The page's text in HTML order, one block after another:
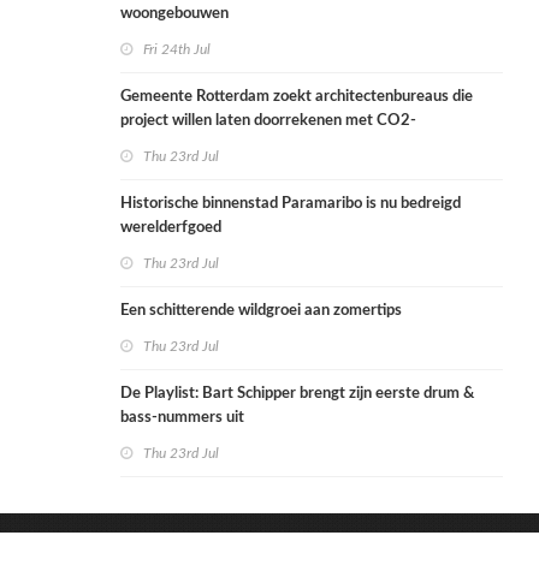
woongebouwen
Fri 24th Jul
Gemeente Rotterdam zoekt architectenbureaus die
project willen laten doorrekenen met CO2-
Thu 23rd Jul
Historische binnenstad Paramaribo is nu bedreigd
werelderfgoed
Thu 23rd Jul
Een schitterende wildgroei aan zomertips
Thu 23rd Jul
De Playlist: Bart Schipper brengt zijn eerste drum &
bass-nummers uit
Thu 23rd Jul